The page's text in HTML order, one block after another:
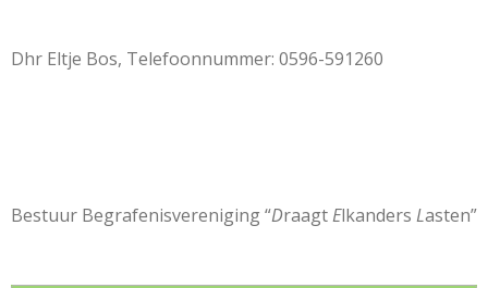
Dhr Eltje Bos, Telefoonnummer: 0596-591260
Bestuur Begrafenisvereniging “DraagtElkanders Lasten”